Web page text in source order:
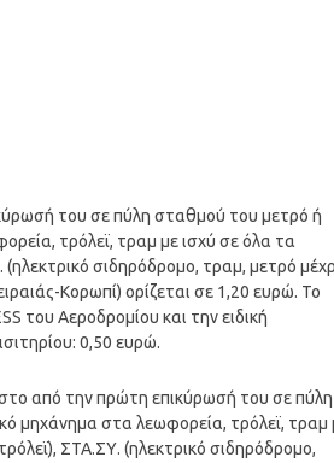
του σε πύλη σταθμού του μετρό ή
τρόλεϊ, τραμ με ισχύ σε όλα τα
σιδηρόδρομο, τραμ, μετρό
Κορωπί) ορίζεται σε 1,20 ευρώ. Το
του Αεροδρομίου και την ειδική
0,50 ευρώ.
από την πρώτη επικύρωσή του σε πύλη
μηχάνημα στα λεωφορεία, τρόλεϊ, τραμ
ΣΤΑ.ΣΥ. (ηλεκτρικό σιδηρόδρομο,